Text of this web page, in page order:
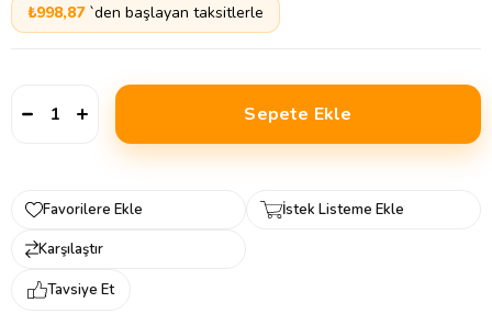
₺998,87 `den başlayan taksitlerle
Favorilere Ekle
İstek Listeme Ekle
Karşılaştır
Tavsiye Et